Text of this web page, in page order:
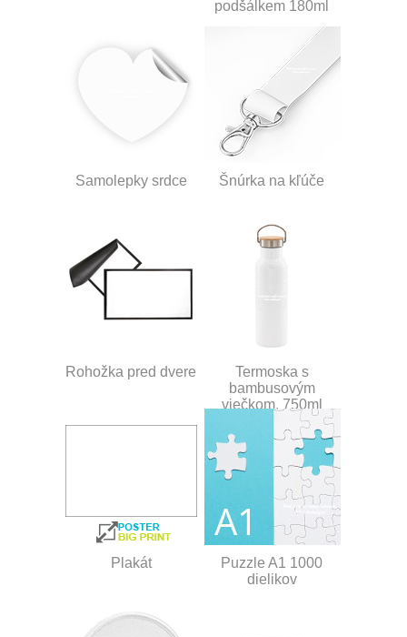
podšálkem 180ml
Samolepky srdce Šnúrka na kľúče
Rohožka pred dvere
Termoska s
bambusovým
viečkom, 750ml
Plakát
Puzzle A1 1000
dielikov